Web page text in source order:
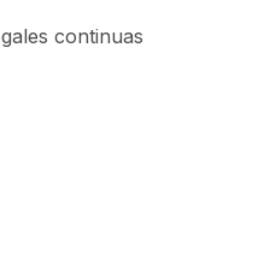
continuas